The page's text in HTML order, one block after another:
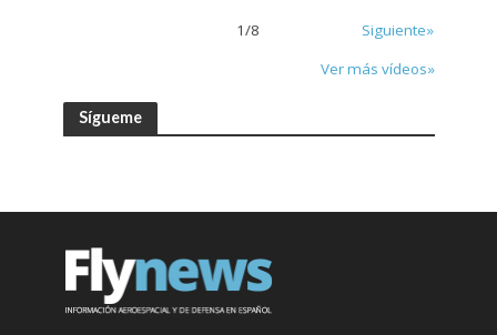
1/8
Siguiente»
Ver más vídeos»
Sígueme